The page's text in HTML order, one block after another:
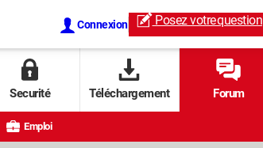
Connexion Posez votrequestion
Securité Téléchargement Forum
Emploi